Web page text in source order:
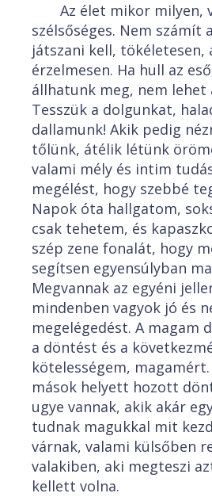
Az élet mikor milyen,
szélsőséges. Nem számít
játszani kell, tökéletesen,
érzelmesen. Ha hull az
állhatunk meg, nem lehet
Tesszük a dolgunkat,
dallamunk! Akik pedig
tőlünk, átélik létünk
valami mély és intim
megélést, hogy szebbé
Napok óta hallgatom,
csak tehetem, és
szép zene fonalát, hogy
segítsen egyensúlyban
Megvannak az egyéni
mindenben vagyok jó és
megelégedést. A magam
a döntést és a
kötelességem,
mások helyett hozott
ugye vannak, akik akár
tudnak magukkal mit
várnak, valami külsőben
valakiben, aki megteszi
kellett volna.